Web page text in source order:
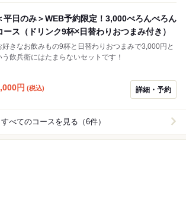
平日のみ＞WEB予約限定！3,000べろんべろん
ース（ドリンク9杯×日替わりおつまみ付き）
好きなお飲みもの9杯と日替わりおつまみで3,000円と
う飲兵衛にはたまらないセットです！
円 (税込) 詳細・予約
すべてのコースを見る（6件）